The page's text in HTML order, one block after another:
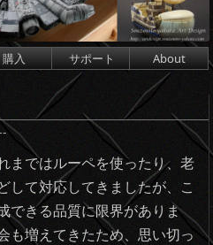
購入 サポート
About
まではルーペを使ったり、老
して対応してきましたが、こ
できる品質に限界がありま
も増えてきたため、思い切っ